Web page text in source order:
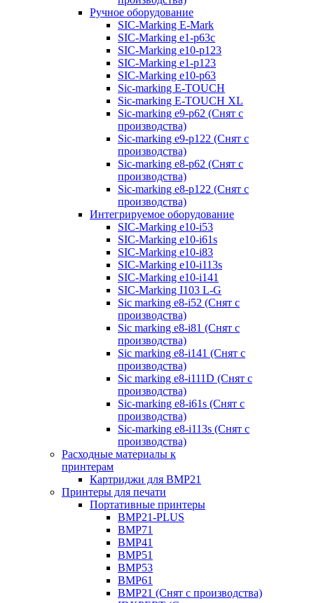
Ручное оборудование
SIC-Marking E-Mark
SIC-Marking e1-p63с
SIC-Marking e10-p123
SIC-Marking e1-p123
SIC-Marking e10-p63
Sic-marking E-TOUCH
Sic-marking E-TOUCH XL
Sic-marking e9-p62 (Снят с
производства)
Sic-marking e9-p122 (Снят с
производства)
Sic-marking e8-p62 (Снят с
производства)
Sic-marking e8-p122 (Снят с
производства)
Интегрируемое оборудование
SIC-Marking e10-i53
SIC-Marking e10-i61s
SIC-Marking e10-i83
SIC-Marking e10-i113s
SIC-Marking e10-i141
SIC-Marking I103 L-G
Sic marking e8-i52 (Снят с
производства)
Sic marking e8-i81 (Снят с
производства)
Sic marking e8-i141 (Снят с
производства)
Sic marking e8-i111D (Снят с
производства)
Sic-marking e8-i61s (Снят с
производства)
Sic-marking e8-i113s (Снят с
производства)
Расходные материалы к
принтерам
Картриджи для BMP21
Принтеры для печати
Портативные принтеры
BMP21-PLUS
BMP71
BMP41
BMP51
BMP53
BMP61
BMP21 (Снят с производства)